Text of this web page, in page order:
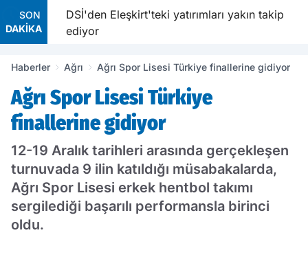
SON
DAKİKA
DSİ'den Eleşkirt'teki yatırımları yakın takip
ediyor
Haberler Ağrı Ağrı Spor Lisesi Türkiye finallerine gidiyor
Ağrı Spor Lisesi Türkiye
finallerine gidiyor
12-19 Aralık tarihleri arasında gerçekleşen
turnuvada 9 ilin katıldığı müsabakalarda,
Ağrı Spor Lisesi erkek hentbol takımı
sergilediği başarılı performansla birinci
oldu.